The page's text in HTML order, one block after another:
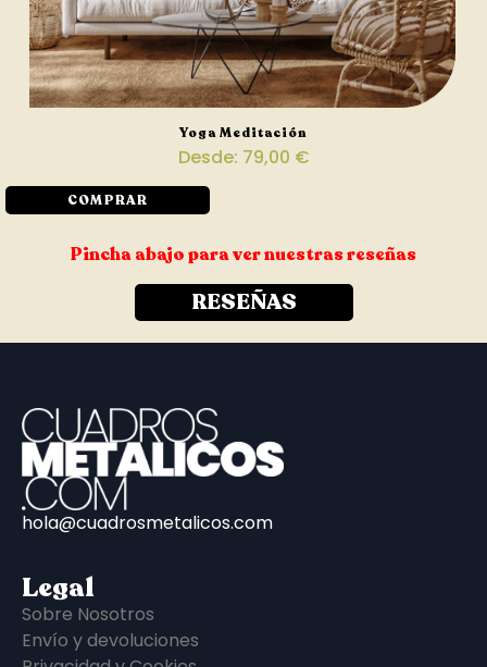
Yoga Meditación
Desde: 79,00 €
COMPRAR
Pincha abajo para ver nuestras reseñas
RESEÑAS
hola@cuadrosmetalicos.com
Legal
Sobre Nosotros
Envío y devoluciones